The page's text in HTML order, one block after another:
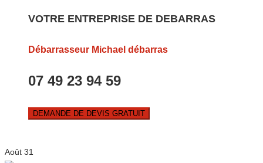
VOTRE ENTREPRISE DE DEBARRAS
Débarrasseur Michael débarras
07 49 23 94 59
DEMANDE DE DEVIS GRATUIT
Août 31